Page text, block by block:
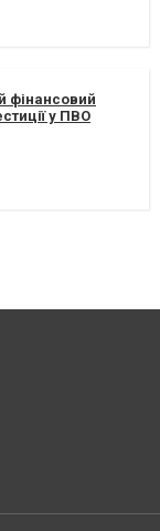
фінансовий
у ПВО